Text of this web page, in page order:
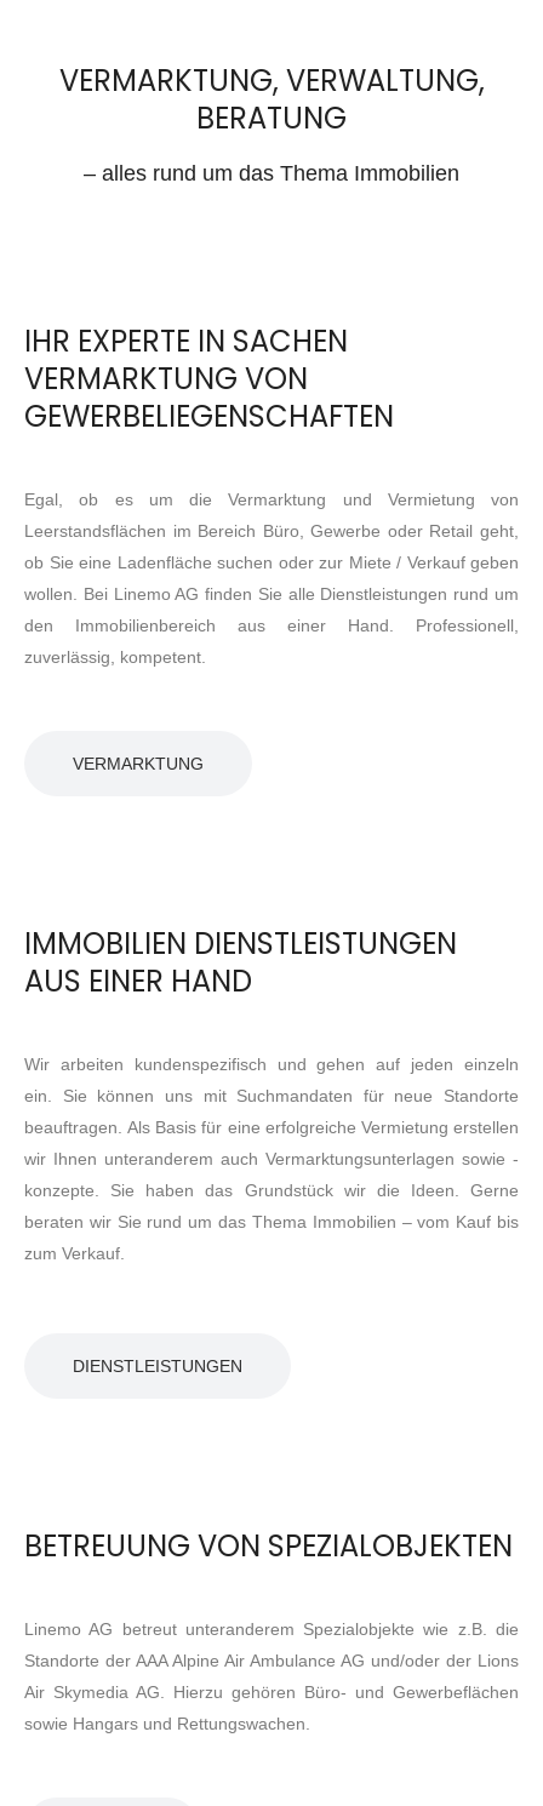
VERMARKTUNG, VERWALTUNG,
BERATUNG
– alles rund um das Thema Immobilien
IHR EXPERTE IN SACHEN
VERMARKTUNG VON
GEWERBELIEGENSCHAFTEN
Egal, ob es um die Vermarktung und Vermietung von
Leerstandsflächen im Bereich Büro, Gewerbe oder Retail geht,
ob Sie eine Ladenfläche suchen oder zur Miete / Verkauf geben
wollen. Bei Linemo AG finden Sie alle Dienstleistungen rund um
den Immobilienbereich aus einer Hand. Professionell,
zuverlässig, kompetent.
VERMARKTUNG
IMMOBILIEN DIENSTLEISTUNGEN
AUS EINER HAND
Wir arbeiten kundenspezifisch und gehen auf jeden einzeln
ein. Sie können uns mit Suchmandaten für neue Standorte
beauftragen. Als Basis für eine erfolgreiche Vermietung erstellen
wir Ihnen unteranderem auch Vermarktungsunterlagen sowie -
konzepte. Sie haben das Grundstück wir die Ideen. Gerne
beraten wir Sie rund um das Thema Immobilien – vom Kauf bis
zum Verkauf.
DIENSTLEISTUNGEN
BETREUUNG VON SPEZIALOBJEKTEN
Linemo AG betreut unteranderem Spezialobjekte wie z.B. die
Standorte der AAA Alpine Air Ambulance AG und/oder der Lions
Air Skymedia AG. Hierzu gehören Büro- und Gewerbeflächen
sowie Hangars und Rettungswachen.